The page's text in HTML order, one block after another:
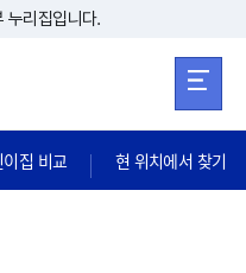
기
누리집입니다.
이집 비교 현 위치에서 찾기